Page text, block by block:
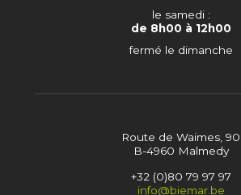
le samedi :
de 8h00 à 12h00
fermé le dimanche
Route de Waimes, 90
B-4960 Malmedy
+32 (0)80 79 97 97
info@biemar.be